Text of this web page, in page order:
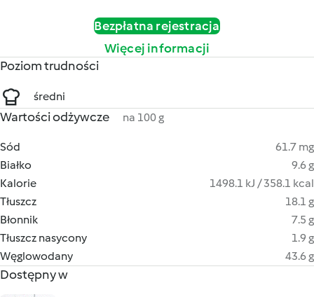
Bezpłatna rejestracja
Więcej informacji
Poziom trudności
średni
Wartości odżywcze na 100 g
Sód
61.7 mg
Białko
9.6 g
Kalorie
1498.1 kJ / 358.1 kcal
Tłuszcz
18.1 g
Błonnik
7.5 g
Tłuszcz nasycony
1.9 g
Węglowodany
43.6 g
Dostępny w